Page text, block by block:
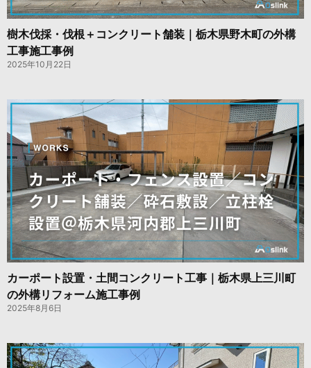
樹木伐採・伐根＋コンクリート舗装｜栃木県野木町の外構
工事施工事例
2025年10月22日
カーポート設置・土間コンクリート工事｜栃木県上三川町
の外構リフォーム施工事例
2025年8月6日